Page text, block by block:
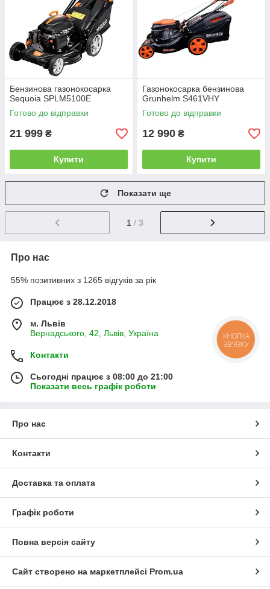
Бензинова газонокосарка
Sequoia SPLM5100E
Готово до відправки
21 999 ₴
Купити
Газонокосарка бензинова
Grunhelm S461VHY
Готово до відправки
12 990 ₴
Купити
Показати ще
1 / 3
Про нас
55% позитивних з 1265 відгуків за рік
Працює з 28.12.2018
м. Львів
Вернадського, 42, Львів, Україна
Контакти
Сьогодні працює з 08:00 до 21:00
Показати весь графік роботи
Про нас
Контакти
Доставка та оплата
Графік роботи
Повна версія сайту
Сайт створено на маркетплейсі Prom.ua
КНОПКА
ЗВ'ЯЗКУ